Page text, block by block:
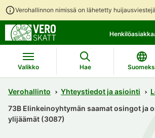
Verohallinnon nimissä on lähetetty
suoraan
sisältöön
koko
sivuston
hakuun
Valikko Hae
Verohallinto Yhteystiedot ja asiointi
73B Elinkeinoyhtymän saamat osingot ja
ylijäämät (3087)